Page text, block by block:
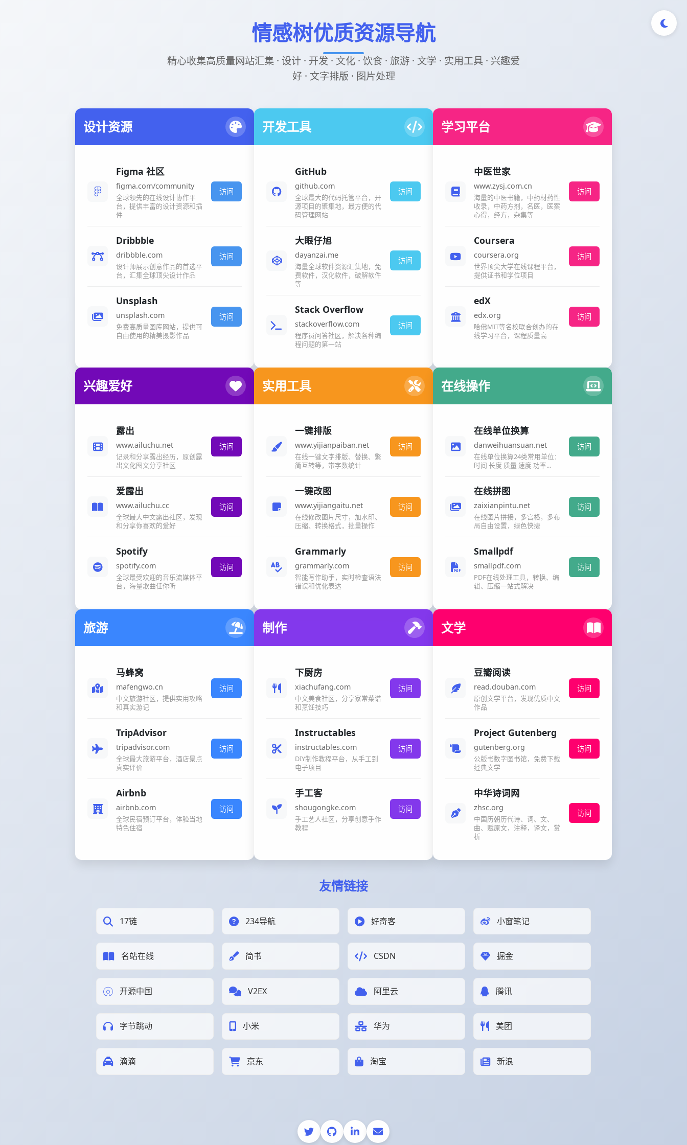
情感树优质资源导航
精心收集高质量网站汇集 · 设计 · 开发 · 文化 · 饮食 · 旅游 · 文学 · 实用工具 · 兴趣爱
好 · 文字排版 · 图片处理
设计资源
Figma 社区
figma.com/community
全球领先的在线设计协作平
台，提供丰富的设计资源和插
件
访问
Dribbble
dribbble.com
设计师展示创意作品的首选平
台，汇集全球顶尖设计作品
访问
Unsplash
unsplash.com
免费高质量图库网站，提供可
自由使用的精美摄影作品
访问
开发工具
GitHub
github.com
全球最大的代码托管平台，开
源项目的聚集地，最方便的代
码管理网站
访问
大眼仔旭
dayanzai.me
海量全球软件资源汇集地，免
费软件，汉化软件，破解软件
等
访问
Stack Overflow
stackoverflow.com
程序员问答社区，解决各种编
程问题的第一站
访问
学习平台
中医世家
www.zysj.com.cn
海量的中医书籍，中药材药性
收录，中药方剂，名医，医案
心得，经方，杂集等
访问
Coursera
coursera.org
世界顶尖大学在线课程平台，
提供证书和学位项目
访问
edX
edx.org
哈佛MIT等名校联合创办的在
线学习平台，课程质量高
访问
兴趣爱好
露出
www.ailuchu.net
记录和分享露出经历，原创露
出文化图文分享社区
访问
爱露出
www.ailuchu.cc
全球最大中文露出社区，发现
和分享你喜欢的爱好
访问
Spotify
spotify.com
全球最受欢迎的音乐流媒体平
台，海量歌曲任你听
访问
实用工具
一键排版
www.yijianpaiban.net
在线一键文字排版、替换、繁
简互转等，带字数统计
访问
一键改图
www.yijiangaitu.net
在线修改图片尺寸，加水印、
压缩、转换格式，批量操作
访问
Grammarly
grammarly.com
智能写作助手，实时检查语法
错误和优化表达
访问
在线操作
在线单位换算
danweihuansuan.net
在线单位换算24类常用单位：
时间 长度 质量 速度 功率...
访问
在线拼图
zaixianpintu.net
在线图片拼接，多宫格，多布
局自由设置，绿色快捷
访问
Smallpdf
smallpdf.com
PDF在线处理工具，转换、编
辑、压缩一站式解决
访问
旅游
马蜂窝
mafengwo.cn
中文旅游社区，提供实用攻略
和真实游记
访问
TripAdvisor
tripadvisor.com
全球最大旅游平台，酒店景点
真实评价
访问
Airbnb
airbnb.com
全球民宿预订平台，体验当地
特色住宿
访问
制作
下厨房
xiachufang.com
中文美食社区，分享家常菜谱
和烹饪技巧
访问
Instructables
instructables.com
DIY制作教程平台，从手工到
电子项目
访问
手工客
shougongke.com
手工艺人社区，分享创意手作
教程
访问
文学
豆瓣阅读
read.douban.com
原创文学平台，发现优质中文
作品
访问
Project Gutenberg
gutenberg.org
公版书数字图书馆，免费下载
经典文学
访问
中华诗词网
zhsc.org
中国历朝历代诗、词、文、
曲、赋原文，注释，译文，赏
析
访问
友情链接
17链 234导航 好奇客 小窗笔记
名站在线 简书 CSDN 掘金
开源中国 V2EX 阿里云 腾讯
字节跳动 小米 华为 美团
滴滴 京东 淘宝 新浪